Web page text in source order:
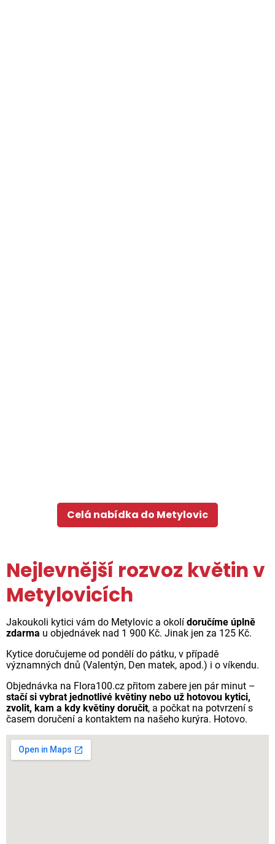
Celá nabídka do Metylovic
Nejlevnější rozvoz květin v
Metylovicích
Jakoukoli kytici vám do Metylovic a okolí doručíme úplně
zdarma u objednávek nad 1 900 Kč. Jinak jen za 125 Kč.
Kytice doručujeme od pondělí do pátku, v případě
významných dnů (Valentýn, Den matek, apod.) i o víkendu.
Objednávka na Flora100.cz přitom zabere jen pár minut –
stačí si vybrat jednotlivé květiny nebo už hotovou kytici,
zvolit, kam a kdy květiny doručit, a počkat na potvrzení s
časem doručení a kontaktem na našeho kurýra. Hotovo.